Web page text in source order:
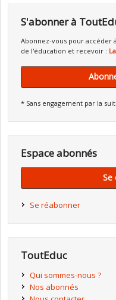
S'abonner à
Abonnez-vous pour accéder
de l'éducation et recevoir :
* Sans engagement par la
Espace abonnés
Se
Se réabonner
ToutEduc
Qui sommes-nous ?
Nos abonnés